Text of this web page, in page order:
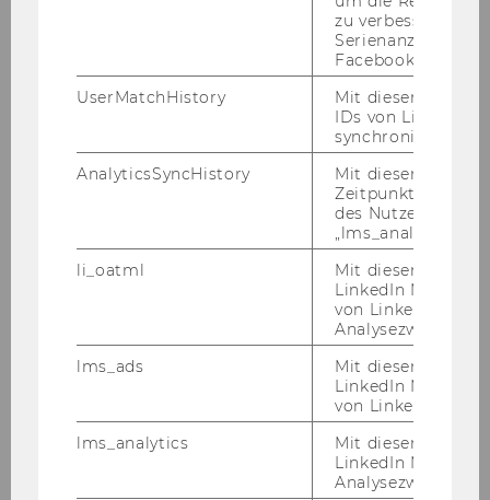
Ehrensena
MAURER Andreas (1919-2010),
KOLLER Josef Herbert (1911-1995),
Der Titel eines Ehrensenators
wurde durch Beschluss des
. Nähere
Informationen finden Sie
hier
Jahr
tor*in
zu verbessern
Facebook
UserMatchHistory
Mit diesem
IDs von LinkedIn
synchronisiert.
AnalyticsSyncHistory
Mit diesem
Zeitpunkt der
des Nutzers mit
„lms_analytics“
li_oatml
Mit diesem
LinkedIn
von LinkedIn zu
Analysezwecke
lms_ads
Mit diesem
LinkedIn
von LinkedIn
lms_analytics
Mit diesem
LinkedIn
Analysezwecken